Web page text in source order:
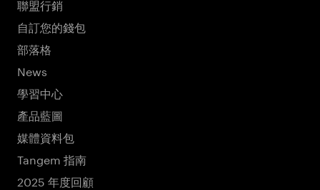
聯盟行銷
自訂您的錢包
部落格
News
學習中心
產品藍圖
媒體資料包
Tangem 指南
2025 年度回顧